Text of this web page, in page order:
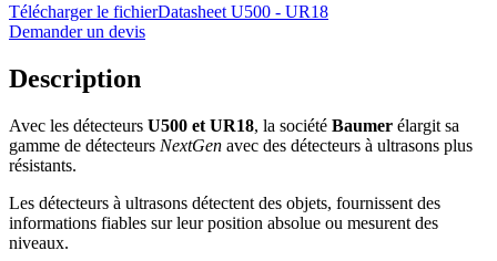
Télécharger le fichierDatasheet U500 - UR18
Demander un devis
Description
Avec les détecteurs U500 et UR18, la société Baumer élargit sa
gamme de détecteurs NextGen avec des détecteurs à ultrasons plus
résistants.
Les détecteurs à ultrasons détectent des objets, fournissent des
informations fiables sur leur position absolue ou mesurent des
niveaux.